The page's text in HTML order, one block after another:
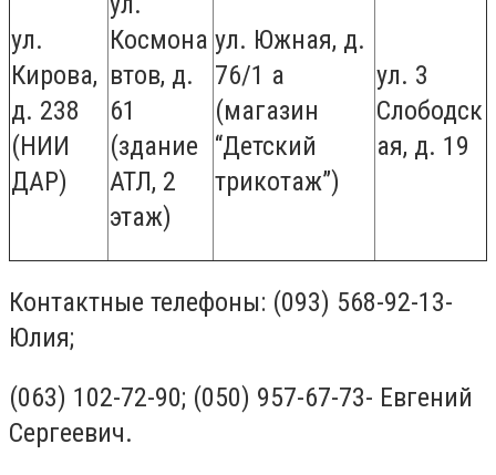
ул.
Кирова,
д. 238
(НИИ
ДАР)
Космона
втов, д.
61
(здание
АТЛ, 2
этаж)
ул. Южная, д.
76/1 а
(магазин
“Детский
трикотаж”)
ул. 3
Слободск
ая, д. 19
Контактные телефоны: (093) 568-92-13-
Юлия;
(063) 102-72-90; (050) 957-67-73- Евгений
Сергеевич.